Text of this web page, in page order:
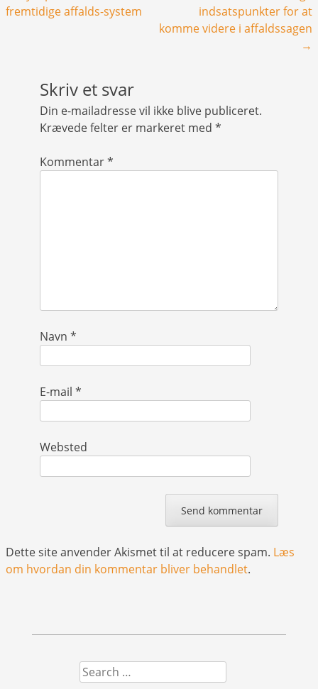
fremtidige affalds-system
indsatspunkter for at
komme videre i affaldssagen
→
Skriv et svar
Din e-mailadresse vil ikke blive publiceret.
Krævede felter er markeret med *
Kommentar*
Navn *
E-mail *
Websted
Dette site anvender Akismet til at reducere spam. Læs
om hvordan din kommentar bliver behandlet.
Search